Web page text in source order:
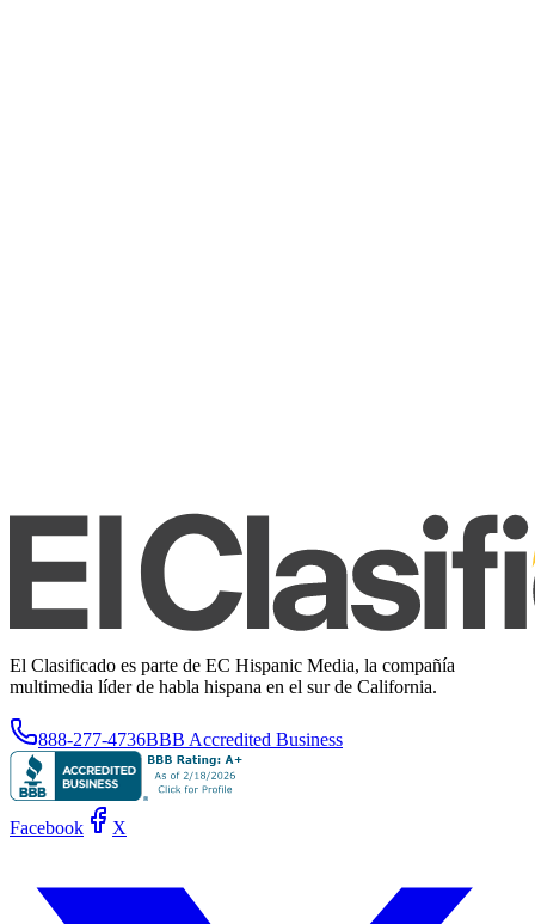
El Clasificado es parte de EC Hispanic Media, la compañía
multimedia líder de habla hispana en el sur de California.
888-277-4736BBB Accredited Business
Facebook X